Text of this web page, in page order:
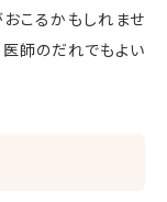
こるかもしれませ
医師のだれでもよい